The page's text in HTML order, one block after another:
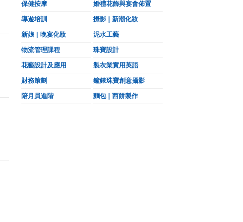
保健按摩 婚禮花飾與宴會佈置
導遊培訓 攝影 | 新潮化妝
新娘 | 晚宴化妝 泥水工藝
物流管理課程 珠寶設計
花藝設計及應用 製衣業實用英語
財務策劃 鐘錶珠寶創意攝影
陪月員進階 麵包 | 西餅製作